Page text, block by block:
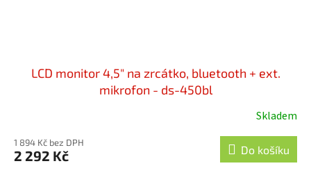
LCD monitor 4,5" na zrcátko, bluetooth + ext.
mikrofon - ds-450bl
Skladem
1 894 Kč bez DPH
2 292 Kč Do košíku